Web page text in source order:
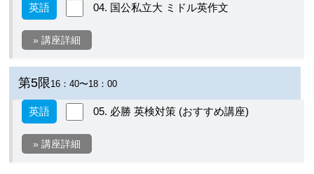
英語 04. 国公私立大 ミドル英作文
» 講座詳細
第5限 16：40〜18：00
英語 05. 必勝 英検対策 (おすすめ講座)
» 講座詳細